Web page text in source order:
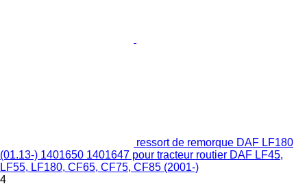
ressort de remorque DAF LF180
(01.13-) 1401650 1401647 pour tracteur routier DAF LF45,
LF55, LF180, CF65, CF75, CF85 (2001-)
4